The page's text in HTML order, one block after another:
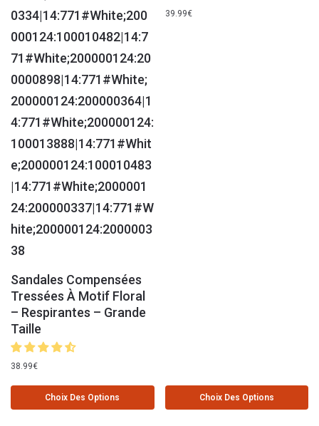
Sandales Compensées
Tressées À Motif Floral
– Respirantes – Grande
Taille
38.99€
Choix Des Options
39.99€
Choix Des Options